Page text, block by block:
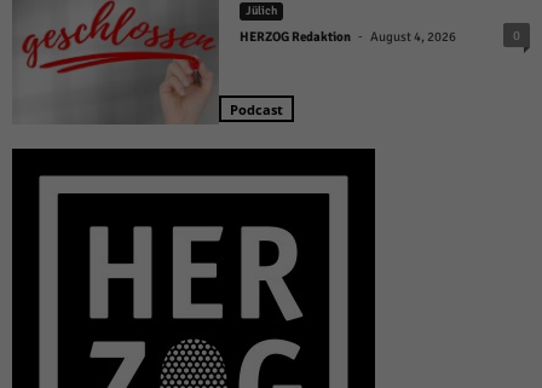
Jülich
HERZOG Redaktion - August 4, 2026 0
Podcast